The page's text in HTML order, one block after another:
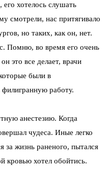
его хотелось слушать
смотрели, нас притягивало
но таких, как он, нет.
Помню, во время его очень
это все делает, врачи
были в
работу.
анестезию. Когда
чудеса. Иные легко
жизнь раненого, пытался
кровью хотел обойтись.